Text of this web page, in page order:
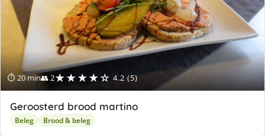
⏱ 20 min👥 2★★★★☆ 4.2 (5)
Geroosterd brood martino
Beleg Brood & beleg